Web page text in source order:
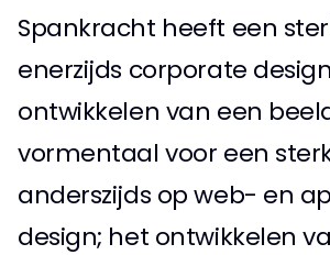
Spankracht heeft een
enerzijds corporate
ontwikkelen van een
vormentaal voor een
anderszijds op web- en
design; het ontwikkelen